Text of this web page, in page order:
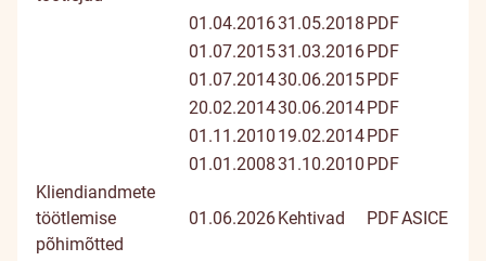
01.04.201631.05.2018 PDF
01.07.201531.03.2016PDF
01.07.201430.06.2015PDF
20.02.201430.06.2014PDF
01.11.2010 19.02.2014PDF
01.01.200831.10.2010 PDF
Kliendiandmete
töötlemise
põhimõtted
01.06.2026Kehtivad PDFASICE